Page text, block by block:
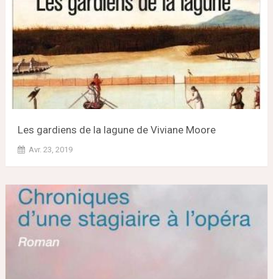
Les gardiens de la lagune de Viviane Moore
Avr. 23, 2019